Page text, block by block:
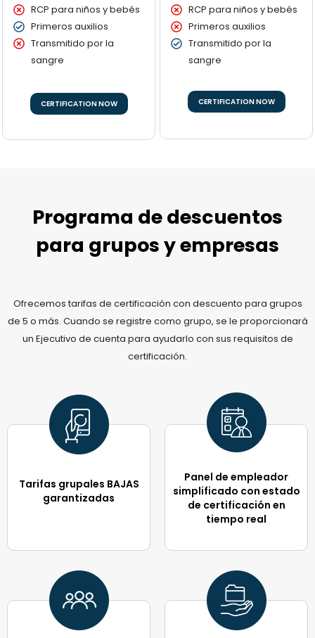
RCP para niños y bebés
Primeros auxilios
Transmitido por la
sangre
CERTIFICATION NOW
RCP para niños y bebés
Primeros auxilios
Transmitido por la
sangre
CERTIFICATION NOW
Programa de descuentos
para grupos y empresas
Ofrecemos tarifas de certificación con descuento para grupos
de 5 o más. Cuando se registre como grupo, se le proporcionará
un Ejecutivo de cuenta para ayudarlo con sus requisitos de
certificación.
Tarifas grupales BAJAS
garantizadas​
Panel de empleador
simplificado con estado
de certificación en
tiempo real